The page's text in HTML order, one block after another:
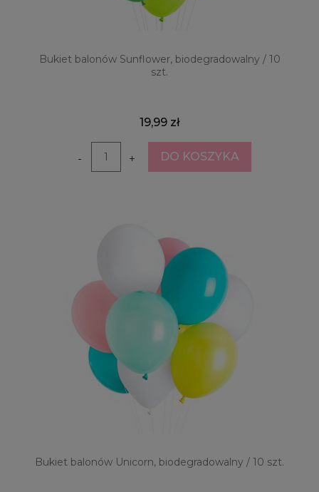
Bukiet balonów Sunflower, biodegradowalny / 10
szt.
19,99 zł
- + DO KOSZYKA
Bukiet balonów Unicorn, biodegradowalny / 10 szt.